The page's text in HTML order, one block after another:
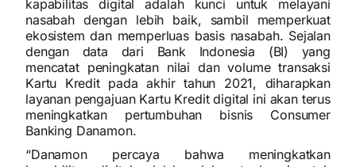
kapabilitas digital adalah kunci untuk melayani
nasabah dengan lebih baik, sambil memperkuat
ekosistem dan memperluas basis nasabah. Sejalan
dengan data dari Bank Indonesia (BI) yang
mencatat peningkatan nilai dan volume transaksi
Kartu Kredit pada akhir tahun 2021, diharapkan
layanan pengajuan Kartu Kredit digital ini akan terus
meningkatkan pertumbuhan bisnis Consumer
Banking Danamon.
“Danamon percaya bahwa meningkatkan